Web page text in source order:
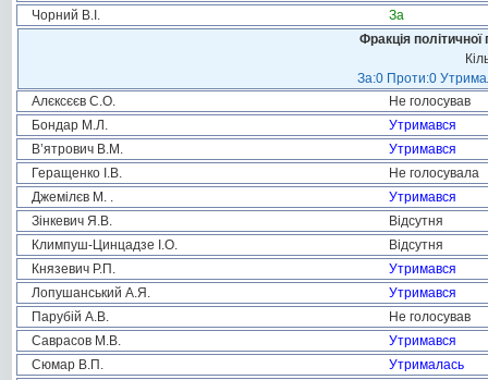
Чорний В.І.
За
Фракція
За:0 Проти:0
Алєксєєв С.О.
Не голосував
Бондар М.Л.
Утримався
В’ятрович В.М.
Утримався
Геращенко І.В.
Не голосувала
Джемілєв М. .
Утримався
Зінкевич Я.В.
Відсутня
Климпуш-Цинцадзе І.О.
Відсутня
Князевич Р.П.
Утримався
Лопушанський А.Я.
Утримався
Парубій А.В.
Не голосував
Саврасов М.В.
Утримався
Сюмар В.П.
Утрималась